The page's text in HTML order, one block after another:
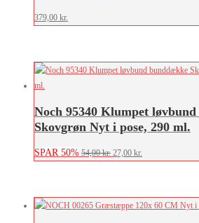
379,00 kr.
Noch 95340 Klumpet
Skovgrøn Nyt i pose, 290 ml.
SPAR 50% 54,00kr. Den
var:
54,00 kr..
27,00 kr.
er: